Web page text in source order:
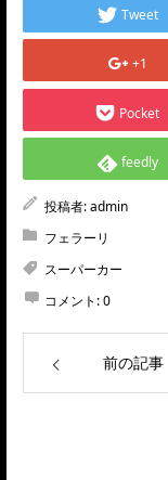
Tweet
+1
Pocket
feedly
投稿者:admin
フェラーリ
スーパーカー
コメント:0
前の記事